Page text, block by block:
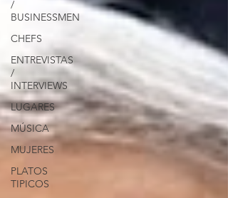
/
BUSINESSMEN
CHEFS
ENTREVISTAS
/
INTERVIEWS
LUGARES
MÚSICA
MUJERES
PLATOS
TIPICOS